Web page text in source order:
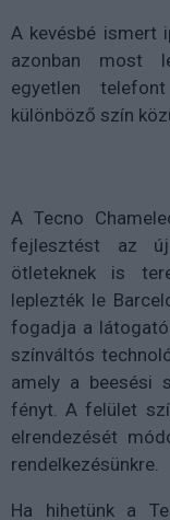
A kevésbé ismert
azonban most
egyetlen
különböző szín
A Tecno
fejlesztést az új
ötleteknek is
leplezték le
fogadja a
színváltós
amely a beesési
fényt. A felület
elrendezését
rendelkezésünkre.
Ha hihetünk a